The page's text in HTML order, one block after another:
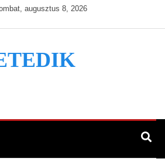
augusztus 8, 2026